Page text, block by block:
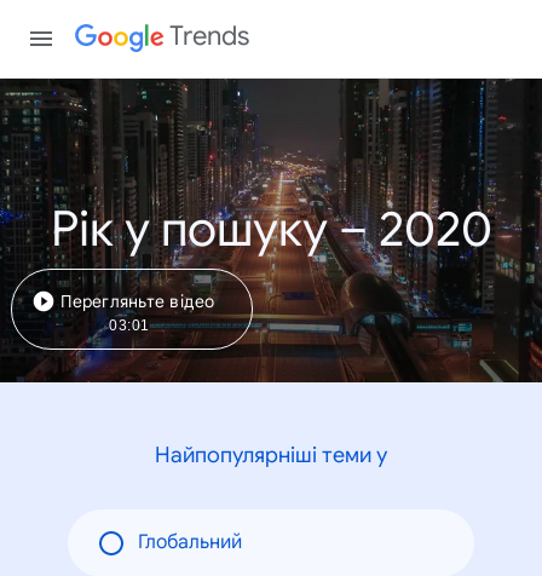
Trends
Рік у пошуку – 2020
Перегляньте відео
03:01
Найпопулярніші теми у
Глобальний